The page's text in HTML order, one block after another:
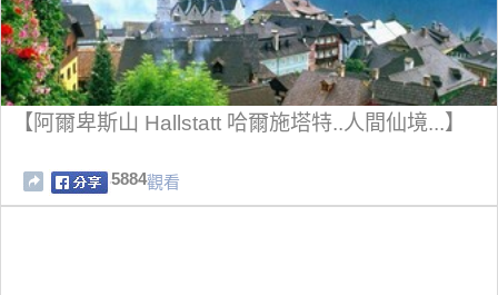
【阿爾卑斯山 Hallstatt 哈爾施塔特..人間仙境...】
5884觀看